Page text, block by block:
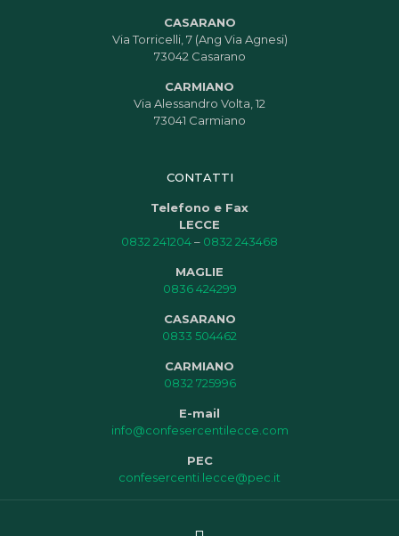
CASARANO
Via Torricelli, 7 (Ang Via Agnesi)
73042 Casarano
CARMIANO
Via Alessandro Volta, 12
73041 Carmiano
CONTATTI
Telefono e Fax
LECCE
0832 241204– 0832 243468
MAGLIE
0836 424299
CASARANO
0833 504462
CARMIANO
0832 725996
E-mail
info@confesercentilecce.com
PEC
confesercenti.lecce@pec.it